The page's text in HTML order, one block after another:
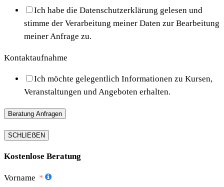
Ich habe die Datenschutzerklärung gelesen und
stimme der Verarbeitung meiner Daten zur Bearbeitung
meiner Anfrage zu.
Kontaktaufnahme
Ich möchte gelegentlich Informationen zu Kursen,
Veranstaltungen und Angeboten erhalten.
Beratung Anfragen
SCHLIEẞEN
Kostenlose Beratung
Vorname